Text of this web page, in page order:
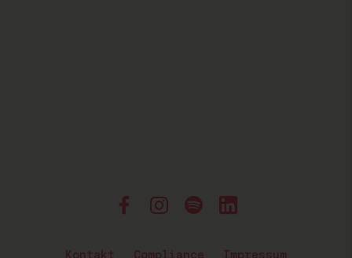
Kontakt Compliance Impressum